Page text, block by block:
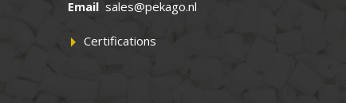
Email sales@pekago.nl
Certifications